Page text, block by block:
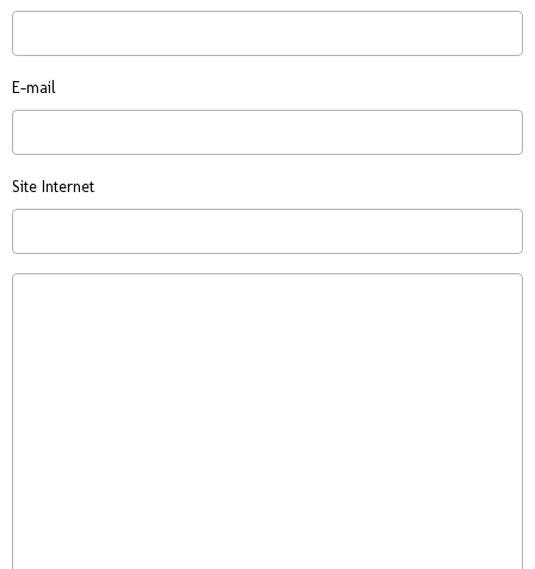
E-mail
Site Internet